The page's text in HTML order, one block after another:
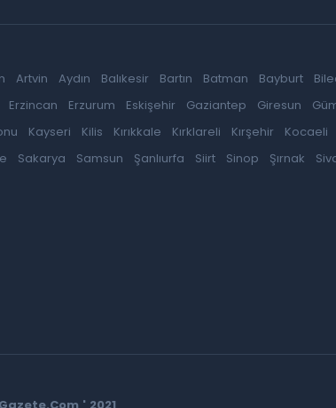
Artvin Aydın Balıkesir Bartın Batman Bayburt
Erzincan Erzurum Eskişehir Gaziantep Giresun
Kayseri Kilis Kırıkkale Kırklareli Kırşehir Kocaeli
Sakarya Samsun Şanlıurfa Siirt Sinop Şırnak